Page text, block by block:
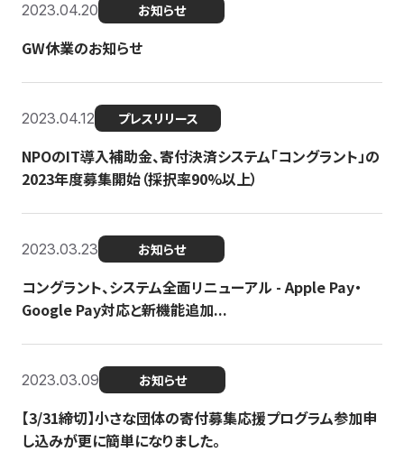
2023.04.20 お知らせ
GW休業のお知らせ
2023.04.12 プレスリリース
NPOのIT導入補助金、寄付決済システム「コングラント」の
2023年度募集開始（採択率90%以上）
2023.03.23 お知らせ
コングラント、システム全面リニューアル - Apple Pay・
Google Pay対応と新機能追加...
2023.03.09 お知らせ
【3/31締切】小さな団体の寄付募集応援プログラム参加申
し込みが更に簡単になりました。